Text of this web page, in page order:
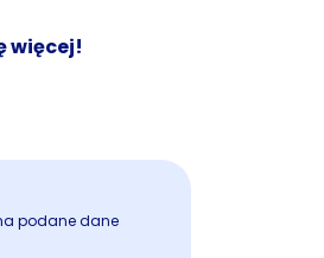
więcej!
podane dane